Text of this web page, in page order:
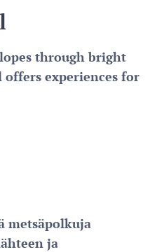
through bright
experiences for
metsäpolkuja
ja